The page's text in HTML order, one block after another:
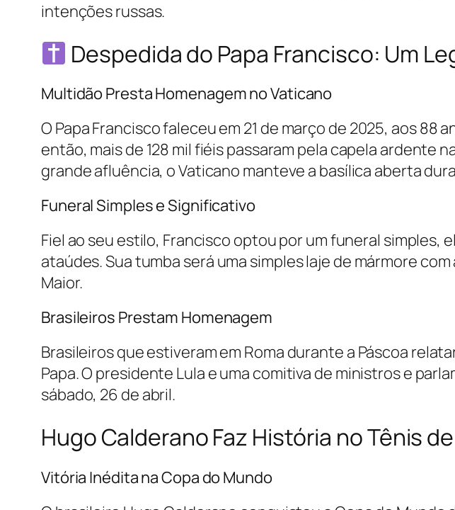
intenções russas.
Despedida do Papa Francisco: Um
Multidão Presta Homenagem no Vaticano
O Papa Francisco faleceu em 21 de março de 2025, aos
então, mais de 128 mil fiéis passaram pela capela ardente
grande afluência, o Vaticano manteve a basílica aberta
Funeral Simples e Significativo
Fiel ao seu estilo, Francisco optou por um funeral
ataúdes. Sua tumba será uma simples laje de mármore com
Maior. ​
Brasileiros Prestam Homenagem
Brasileiros que estiveram em Roma durante a Páscoa
Papa. O presidente Lula e uma comitiva de ministros e
sábado, 26 de abril. ​
Hugo Calderano Faz História no Tênis
Vitória Inédita na Copa do Mundo